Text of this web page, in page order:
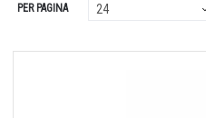
PER PAGINA